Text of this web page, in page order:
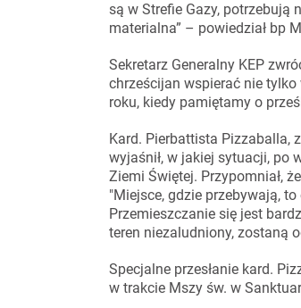
są w Strefie Gazy, potrzebują
materialna” – powiedział bp
Sekretarz Generalny KEP
chrześcijan wspierać nie tylko
roku, kiedy pamiętamy o
Kard. Pierbattista Pizzaballa,
wyjaśnił, w jakiej sytuacji, po
Ziemi Świętej. Przypomniał,
"Miejsce, gdzie przebywają,
Przemieszczanie się jest
teren niezaludniony, zostaną
Specjalne przesłanie kard.
w trakcie Mszy św. w